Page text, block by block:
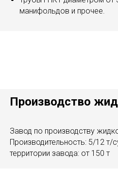
манифольдов и прочее.
Производство
Завод по производству
Производительность: 5/12 т/
территории завода: от 150 т